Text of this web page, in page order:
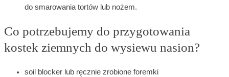
do smarowania tortów lub nożem.
Co potrzebujemy do przygotowania
kostek ziemnych do wysiewu nasion?
soil blocker lub ręcznie zrobione foremki